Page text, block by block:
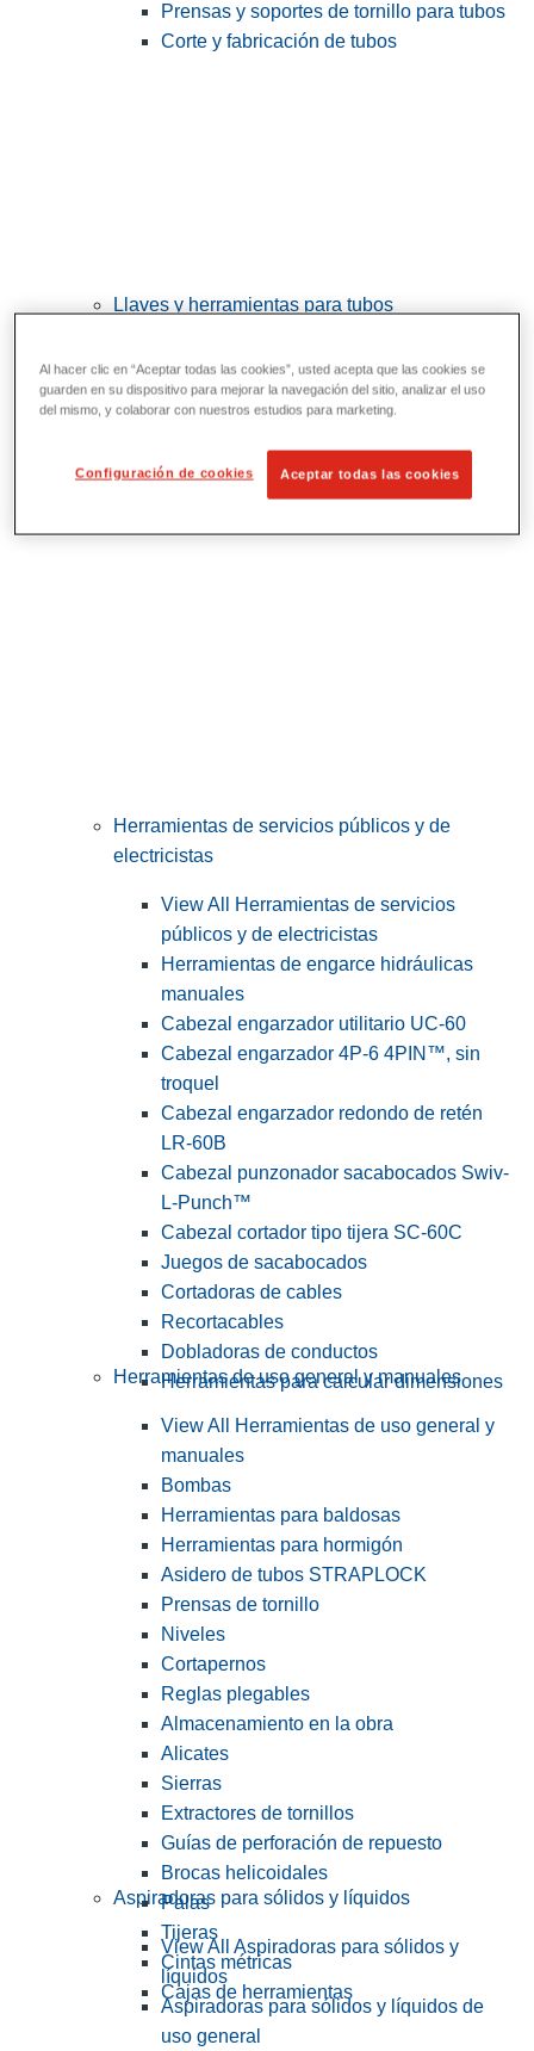
Prensas y soportes de tornillo para tubos
Corte y fabricación de tubos
Llaves y herramientas para tubos
Llaves
Curvado y conformado
Corte y preparación de tubos
Herramientas de servicios públicos y de
electricistas
View All Herramientas de servicios
públicos y de electricistas
Herramientas de engarce hidráulicas
manuales
Cabezal engarzador utilitario UC-60
Cabezal engarzador 4P-6 4PIN™, sin
troquel
Cabezal engarzador redondo de retén
LR-60B
Cabezal punzonador sacabocados Swiv-
L-Punch™
Cabezal cortador tipo tijera SC-60C
Juegos de sacabocados
Cortadoras de cables
Recortacables
Dobladoras de conductos
Herramientas para calcular dimensiones
Herramientas de uso general y manuales
View All Herramientas de uso general y
manuales
Bombas
Herramientas para baldosas
Herramientas para hormigón
Asidero de tubos STRAPLOCK
Prensas de tornillo
Niveles
Cortapernos
Reglas plegables
Almacenamiento en la obra
Alicates
Sierras
Extractores de tornillos
Guías de perforación de repuesto
Brocas helicoidales
Palas
Tijeras
Cintas métricas
Cajas de herramientas
Aspiradoras para sólidos y líquidos
View All Aspiradoras para sólidos y
líquidos
Aspiradoras para sólidos y líquidos de
uso general
Al hacer clic en “Aceptar todas las cookies”, usted acepta que las cookies se
guarden en su dispositivo para mejorar la navegación del sitio, analizar el uso
del mismo, y colaborar con nuestros estudios para marketing.
Configuración de cookies Aceptar todas las cookies